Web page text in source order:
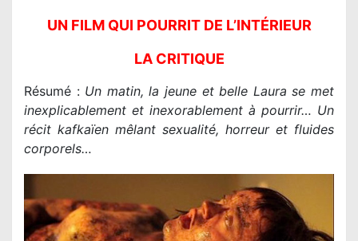
UN FILM QUI POURRIT DE L’INTÉRIEUR
LA CRITIQUE
Résumé : Un matin, la jeune et belle Laura se met
inexplicablement et inexorablement à pourrir… Un
récit kafkaïen mêlant sexualité, horreur et fluides
corporels…